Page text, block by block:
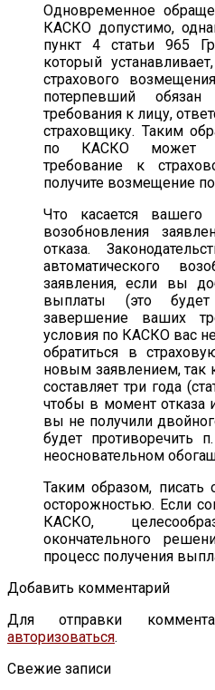
Одновременное
КАСКО допустимо,
пункт 4 статьи 965
который
страхового
потерпевший
требования к лицу,
страховщику. Таким
по КАСКО может
требование к
получите возмещение
Что касается
возобновления
отказа.
автоматического
заявления, если вы
выплаты (это
завершение ваших
условия по КАСКО вас
обратиться в
новым заявлением, так
составляет три года
чтобы в момент отказа
вы не получили
будет
неосновательном
Таким образом, писать
осторожностью. Если
КАСКО,
окончательного
процесс получения
Добавить комментарий
Для отправки
авторизоваться.
Свежие записи